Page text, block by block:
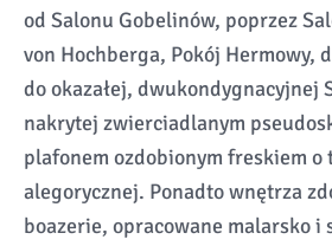
od Salonu Gobelinów, poprzez
von Hochberga, Pokój Hermowy,
do okazałej, dwukondygnacyjnej
nakrytej zwierciadlanym
plafonem ozdobionym freskiem o
alegorycznej. Ponadto wnętrza
boazerie, opracowane malarsko i